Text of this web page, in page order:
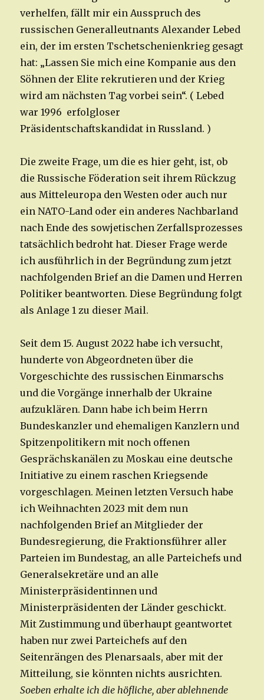
verhelfen, fällt mir ein Ausspruch des
russischen Generalleutnants Alexander Lebed
ein, der im ersten Tschetschenienkrieg gesagt
hat: „Lassen Sie mich eine Kompanie aus den
Söhnen der Elite rekrutieren und der Krieg
wird am nächsten Tag vorbei sein“. ( Lebed
war 1996 erfolgloser
Präsidentschaftskandidat in Russland. )
Die zweite Frage, um die es hier geht, ist, ob
die Russische Föderation seit ihrem Rückzug
aus Mitteleuropa den Westen oder auch nur
ein NATO-Land oder ein anderes Nachbarland
nach Ende des sowjetischen Zerfallsprozesses
tatsächlich bedroht hat. Dieser Frage werde
ich ausführlich in der Begründung zum jetzt
nachfolgenden Brief an die Damen und Herren
Politiker beantworten. Diese Begründung folgt
als Anlage 1 zu dieser Mail.
Seit dem 15. August 2022 habe ich versucht,
hunderte von Abgeordneten über die
Vorgeschichte des russischen Einmarschs
und die Vorgänge innerhalb der Ukraine
aufzuklären. Dann habe ich beim Herrn
Bundeskanzler und ehemaligen Kanzlern und
Spitzenpolitikern mit noch offenen
Gesprächskanälen zu Moskau eine deutsche
Initiative zu einem raschen Kriegsende
vorgeschlagen. Meinen letzten Versuch habe
ich Weihnachten 2023 mit dem nun
nachfolgenden Brief an Mitglieder der
Bundesregierung, die Fraktionsführer aller
Parteien im Bundestag, an alle Parteichefs und
Generalsekretäre und an alle
Ministerpräsidentinnen und
Ministerpräsidenten der Länder geschickt.
Mit Zustimmung und überhaupt geantwortet
haben nur zwei Parteichefs auf den
Seitenrängen des Plenarsaals, aber mit der
Mitteilung, sie könnten nichts ausrichten.
Soeben erhalte ich die höfliche, aber ablehnende